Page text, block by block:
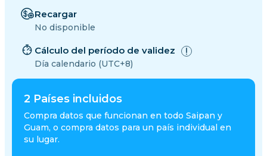
2 Países incluidos
Compra datos que funcionan en todo Saipan y
Guam, o compra datos para un país individual en
su lugar.
Recargar
No disponible
Cálculo del período de validez
Día calendario (UTC+8)